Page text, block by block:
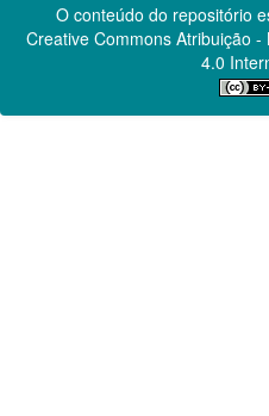
O conteúdo do repositório
Creative CommonsAtribuição -
4.0